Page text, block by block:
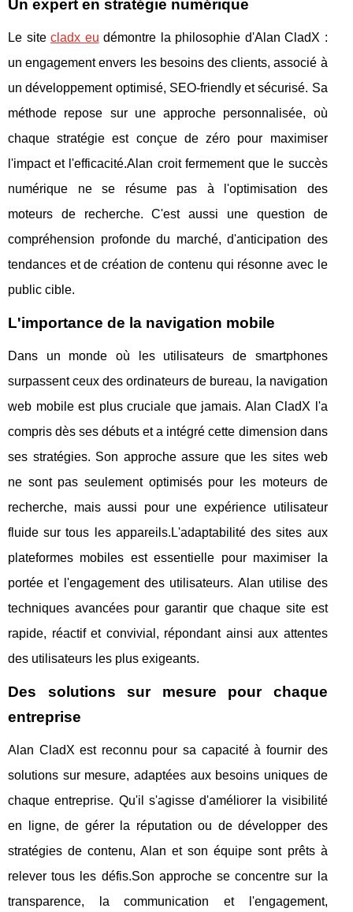
Un expert en stratégie numérique
Le sitecladx eu démontre la philosophie d'Alan CladX :
un engagement envers les besoins des clients, associé à
un développement optimisé, SEO-friendly et sécurisé. Sa
méthode repose sur une approche personnalisée, où
chaque stratégie est conçue de zéro pour maximiser
l'impact et l'efficacité.Alan croit fermement que le succès
numérique ne se résume pas à l'optimisation des
moteurs de recherche. C'est aussi une question de
compréhension profonde du marché, d'anticipation des
tendances et de création de contenu qui résonne avec le
public cible.
L'importance de la navigation mobile
Dans un monde où les utilisateurs de smartphones
surpassent ceux des ordinateurs de bureau, la navigation
web mobile est plus cruciale que jamais. Alan CladX l'a
compris dès ses débuts et a intégré cette dimension dans
ses stratégies. Son approche assure que les sites web
ne sont pas seulement optimisés pour les moteurs de
recherche, mais aussi pour une expérience utilisateur
fluide sur tous les appareils.L'adaptabilité des sites aux
plateformes mobiles est essentielle pour maximiser la
portée et l'engagement des utilisateurs. Alan utilise des
techniques avancées pour garantir que chaque site est
rapide, réactif et convivial, répondant ainsi aux attentes
des utilisateurs les plus exigeants.
Des solutions sur mesure pour chaque
entreprise
Alan CladX est reconnu pour sa capacité à fournir des
solutions sur mesure, adaptées aux besoins uniques de
chaque entreprise. Qu'il s'agisse d'améliorer la visibilité
en ligne, de gérer la réputation ou de développer des
stratégies de contenu, Alan et son équipe sont prêts à
relever tous les défis.Son approche se concentre sur la
transparence, la communication et l'engagement,